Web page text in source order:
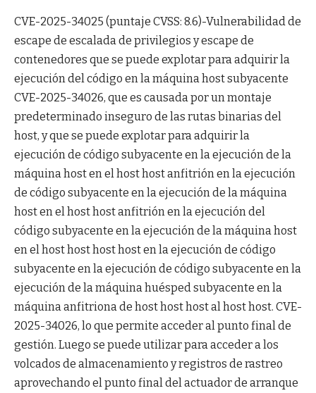
CVE-2025-34025 (puntaje CVSS: 8.6)-Vulnerabilidad de
escape de escalada de privilegios y escape de
contenedores que se puede explotar para adquirir la
ejecución del código en la máquina host subyacente
CVE-2025-34026, que es causada por un montaje
predeterminado inseguro de las rutas binarias del
host, y que se puede explotar para adquirir la
ejecución de código subyacente en la ejecución de la
máquina host en el host host anfitrión en la ejecución
de código subyacente en la ejecución de la máquina
host en el host host anfitrión en la ejecución del
código subyacente en la ejecución de la máquina host
en el host host host host en la ejecución de código
subyacente en la ejecución de código subyacente en la
ejecución de la máquina huésped subyacente en la
máquina anfitriona de host host host al host host. CVE-
2025-34026, lo que permite acceder al punto final de
gestión. Luego se puede utilizar para acceder a los
volcados de almacenamiento y registros de rastreo
aprovechando el punto final del actuador de arranque